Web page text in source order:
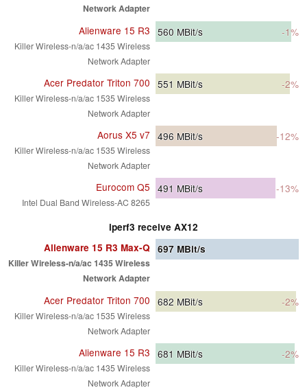
Network Adapter
Alienware 15 R3
Killer Wireless-n/a/ac 1435 Wireless
Network Adapter
560 MBit/s -1%
Acer Predator Triton 700
Killer Wireless-n/a/ac 1535 Wireless
Network Adapter
551 MBit/s -2%
Aorus X5 v7
Killer Wireless-n/a/ac 1535 Wireless
Network Adapter
496 MBit/s -12%
Eurocom Q5
Intel Dual Band Wireless-AC 8265
491 MBit/s -13%
iperf3 receive AX12
Alienware 15 R3 Max-Q
Killer Wireless-n/a/ac 1435 Wireless
Network Adapter
697 MBit/s
Acer Predator Triton 700
Killer Wireless-n/a/ac 1535 Wireless
Network Adapter
682 MBit/s -2%
Alienware 15 R3
Killer Wireless-n/a/ac 1435 Wireless
Network Adapter
681 MBit/s -2%